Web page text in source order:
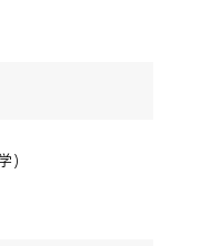
)